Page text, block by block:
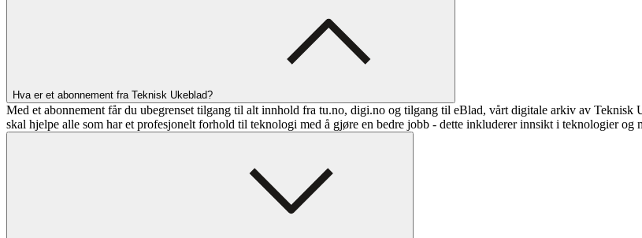
Hva er et abonnement fra Teknisk Ukeblad?
Med et abonnement får du ubegrenset tilgang til alt innhold fra tu.no, digi.no og tilgang til eBlad, vårt digitale arkiv av
skal hjelpe alle som har et profesjonelt forhold til teknologi med å gjøre en bedre jobb - dette inkluderer innsikt i teknologier og